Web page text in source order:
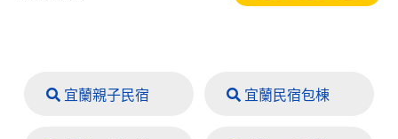
宜蘭親子民宿 宜蘭民宿包棟